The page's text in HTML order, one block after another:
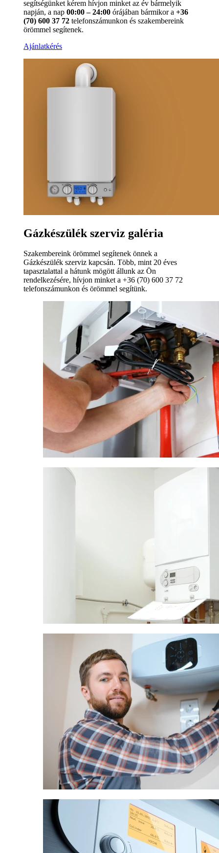
segítségünket kérem hívjon minket az év bármelyik
napján, a nap 00:00 – 24:00 órájában bármikor a +36
(70) 600 37 72 telefonszámunkon és szakembereink
örömmel segítenek.
Ajánlatkérés
Gázkészülék szerviz galéria
Szakembereink örömmel segítenek önnek a
Gázkészülék szerviz kapcsán. Több, mint 20 éves
tapasztalattal a hátunk mögött állunk az Ön
rendelkezésére, hívjon minket a +36 (70) 600 37 72
telefonszámunkon és örömmel segítünk.